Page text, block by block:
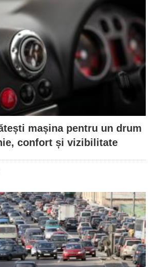
mașina pentru un drum
confort și vizibilitate